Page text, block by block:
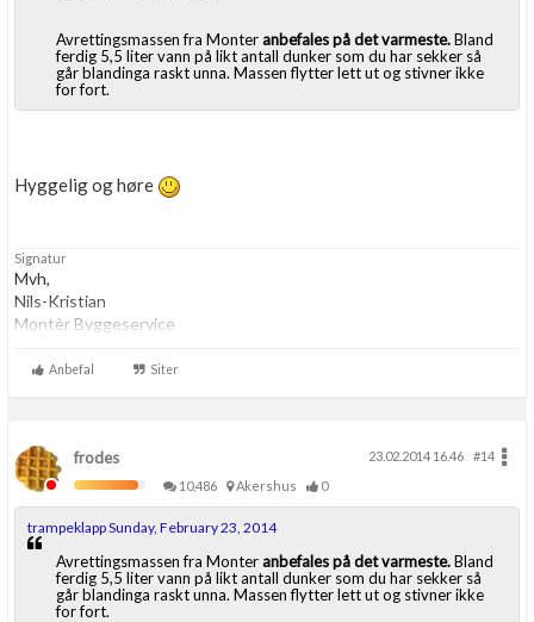
Avrettingsmassen fra Monter anbefales på det varmeste.Bland
ferdig 5,5 liter vann på likt antall dunker som du har sekker så
går blandinga raskt unna. Massen flytter lett ut og stivner ikke
for fort.
Hyggelig og høre
Signatur
Mvh,
Nils-Kristian
Montèr Byggeservice
Anbefal Siter
frodes 23.02.2014 16.46
#14
10,486
Akershus 0
trampeklapp Sunday, February 23, 2014
Avrettingsmassen fra Monter anbefales på det varmeste.Bland
ferdig 5,5 liter vann på likt antall dunker som du har sekker så
går blandinga raskt unna. Massen flytter lett ut og stivner ikke
for fort.